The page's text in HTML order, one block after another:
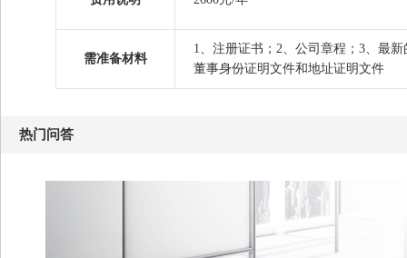
需准备材料
1、注册证书；2、公司章程；3、最
董事身份证明文件和地址证明文件
热门问答